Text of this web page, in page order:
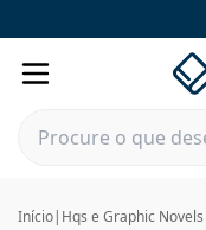
Início| Hqs e Graphic Novels